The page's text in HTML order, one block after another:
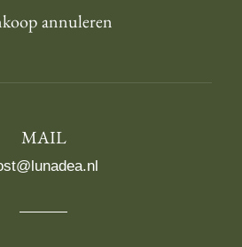
annuleren
MAIL